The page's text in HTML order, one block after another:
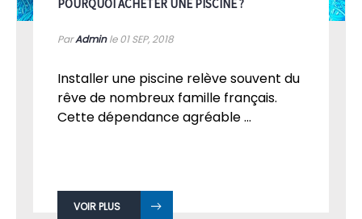
POURQUOI ACHETER UNE PISCINE ?
ParAdminle 01SEP, 2018
Installer une piscine relève souvent du
rêve de nombreux famille français.
Cette dépendance agréable ...
VOIR PLUS